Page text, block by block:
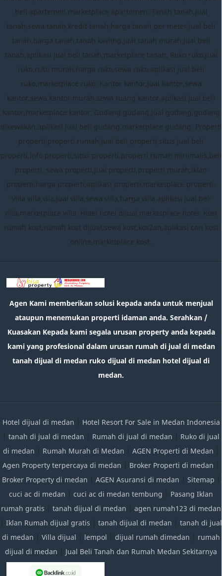
beli apartemen,marketplace apartemen. Tanah tanah,jual
tanah,sewa tanah,kredit tanah,harga tanah per meter,jual beli
tanah,harga tanah,tanah kavling,jual tanah murah,jual beli
tanah,aplikasi jual beli tanah,marketplace tanah. Ruko ruko,jual
ruko,ruko murah,harga ruko,sewa ruko,aplikasi jual beli
ruko,marketplace ruko. Kantor kantor,jual kantor,sewa
kantor,sewa kantor murah,sewa ruang kantor,aplikasi jual beli
kantor,marketplace kantor. Gudang gudang,jual gudang,gudang
disewakan,aplikasi jual beli gudang,marketplace gudang. Properti
properti,properti rumah,jual beli properti,situs jual beli
properti,info properti,situs properti,properti rumah minimalis,beli
properti, sewa properti,jual properti,properti murah,iklan
properti,harga properti,aplikasi properti,marketplace properti.
Villa villa,vila,jual villa,sewa villa,harga villa,aplikasi jual beli
villa,marketplace villa. Hotel hotel dijual,marketplace hotel. Kost
rumah kost,rumah kost dijual,sewa kost,kos2an,aplikasi cari kost
online,marketplace kost.
Agen Kami memberikan solusi kepada anda untuk menjual
ataupun menemukan properti idaman anda. Serahkan /
Kuasakan Kepada kami segala urusan property anda kepada
kami yang profesional dalam urusan rumah di jual di medan
tanah dijual di medan ruko dijual di medan hotel dijual di
medan.
Hotel dijual di medan | Hotel Resort For Sale in Medan Indonesia
| tanah di jual di medan | Rumah di jual di medan | Ruko di jual
di medan | Rumah Murah di Medan | AGEN Properti di Medan |
Agen Property terpercaya di medan | Broker Properti di medan |
Broker Property di medan | AGEN Asuransi di medan | Sitemap |
cuci ac di medan | cuci ac di medan tembung | Pasang Iklan
rumah gratis | tanah dijual di medan | agen rumah123 di medan
| Iklan Rumah dijual gratis | tanah dijual di medan | tanah di jual
di medan | Villa dijual | lempol | dijual rumah dimedan | rumah
dijual di medan | Jual Beli Tanah dan Rumah Medan Sekitarnya